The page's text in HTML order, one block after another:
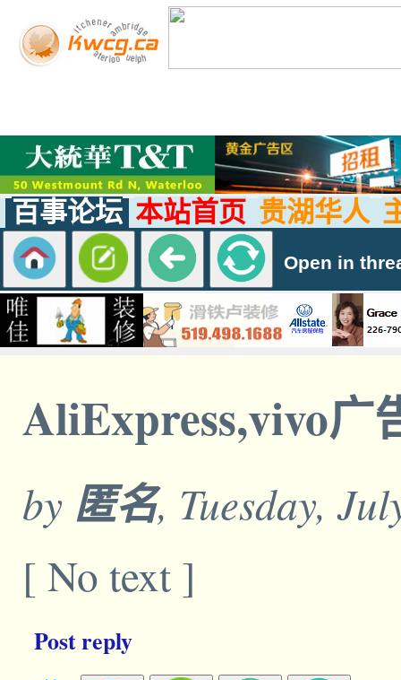
百事论坛 本站首页 贵湖华人
Open in
AliExpress,vivo
by 匿名, Tuesday,
[ No text ]
Post reply